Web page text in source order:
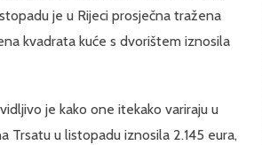
je u Rijeci prosječna tražena
kvadrata kuće s dvorištem iznosila
je kako one itekako variraju u
Trsatu u listopadu iznosila 2.145 eura,